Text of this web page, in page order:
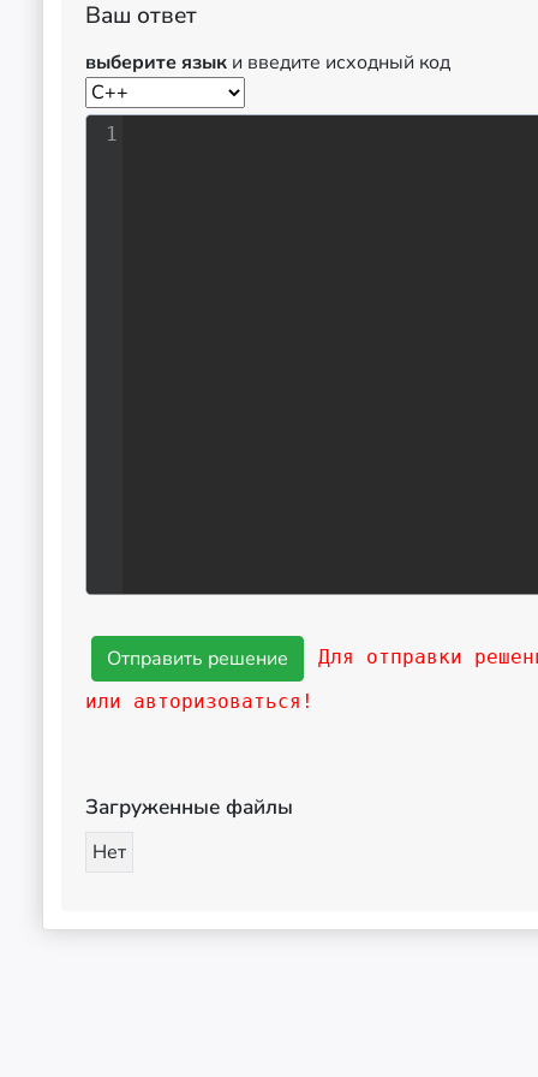
Ваш ответ
выберите язык и введите исходный код
1
Для отправки
или авторизоваться!
Загруженные файлы
Нет